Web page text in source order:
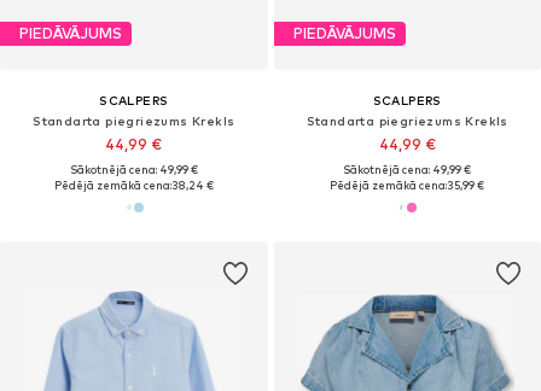
PIEDĀVĀJUMS
SCALPERS
Standarta piegriezums Krekls
44,99 €
Sākotnējā cena: 49,99 €
Pēdējā zemākā cena:38,24 €
PIEDĀVĀJUMS
SCALPERS
Standarta piegriezums Krekls
44,99 €
Sākotnējā cena: 49,99 €
Pēdējā zemākā cena:35,99 €